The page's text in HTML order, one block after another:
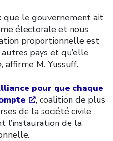
que le gouvernement ait
électorale et nous
proportionnelle est
pays et qu’elle
affirme M. Yussuff.
pour que chaque
, coalition de plus
de la société civile
l’instauration de la